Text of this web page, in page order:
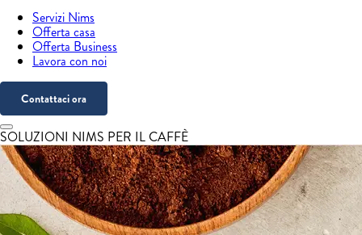
Servizi Nims
Offerta casa
Offerta Business
Lavora con noi
Contattaci ora
SOLUZIONI NIMS PER IL CAFFÈ